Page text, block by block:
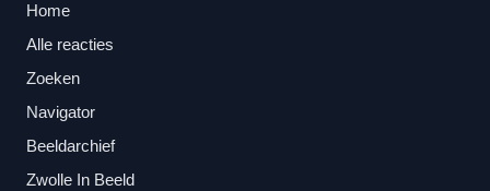
Home
Alle reacties
Zoeken
Navigator
Beeldarchief
Zwolle In Beeld